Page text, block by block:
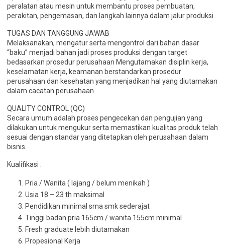
peralatan atau mesin untuk membantu proses pembuatan,
perakitan, pengemasan, dan langkah lainnya dalam jalur produksi.
TUGAS DAN TANGGUNG JAWAB
Melaksanakan, mengatur serta mengontrol dari bahan dasar
“baku” menjadi bahan jadi proses produksi dengan target
bedasarkan prosedur perusahaan Mengutamakan disiplin kerja,
keselamatan kerja, keamanan berstandarkan prosedur
perusahaan dan kesehatan yang menjadikan hal yang diutamakan
dalam cacatan perusahaan.
QUALITY CONTROL (QC)
Secara umum adalah proses pengecekan dan pengujian yang
dilakukan untuk mengukur serta memastikan kualitas produk telah
sesuai dengan standar yang ditetapkan oleh perusahaan dalam
bisnis.
Kualifikasi :
Pria / Wanita ( lajang / belum menikah )
Usia 18 – 23 th maksimal
Pendidikan minimal sma smk sederajat
Tinggi badan pria 165cm / wanita 155cm minimal
Fresh graduate lebih diutamakan
Propesional Kerja